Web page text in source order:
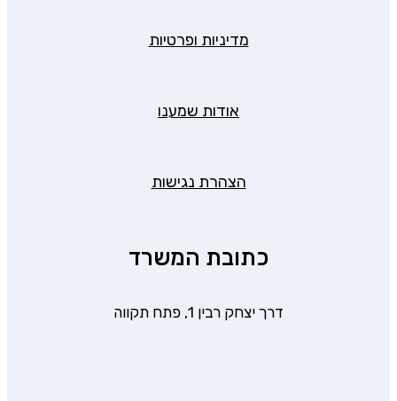
מדיניות ופרטיות
אודות שמענו
הצהרת נגישות
כתובת המשרד
דרך יצחק רבין 1, פתח תקווה